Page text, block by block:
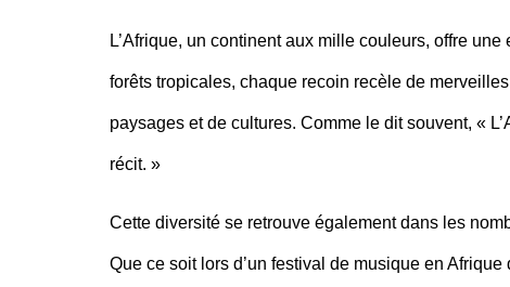
L’Afrique, un continent aux mille couleurs, offre
forêts tropicales, chaque recoin recèle de
paysages et de cultures. Comme le dit souvent, «
récit. »
Cette diversité se retrouve également dans les
Que ce soit lors d’un festival de musique en